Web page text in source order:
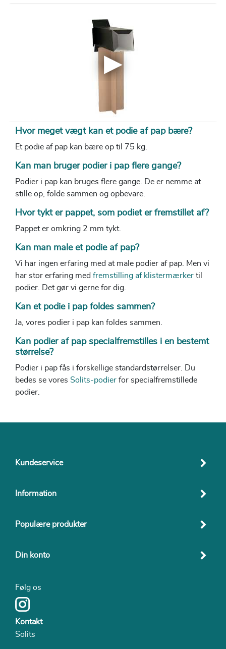
Hvor meget vægt kan et podie af pap bære?
Et podie af pap kan bære op til 75 kg.
Kan man bruger podier i pap flere gange?
Podier i pap kan bruges flere gange. De er nemme at
stille op, folde sammen og opbevare.
Hvor tykt er pappet, som podiet er fremstillet af?
Pappet er omkring 2 mm tykt.
Kan man male et podie af pap?
Vi har ingen erfaring med at male podier af pap. Men vi
har stor erfaring med fremstilling af klistermærker til
podier. Det gør vi gerne for dig.
Kan et podie i pap foldes sammen?
Ja, vores podier i pap kan foldes sammen.
Kan podier af pap specialfremstilles i en bestemt
størrelse?
Podier i pap fås i forskellige standardstørrelser. Du
bedes se vores Solits-podier for specialfremstillede
podier.
Kundeservice
Information
Populære produkter
Din konto
Følg os
Kontakt
Solits